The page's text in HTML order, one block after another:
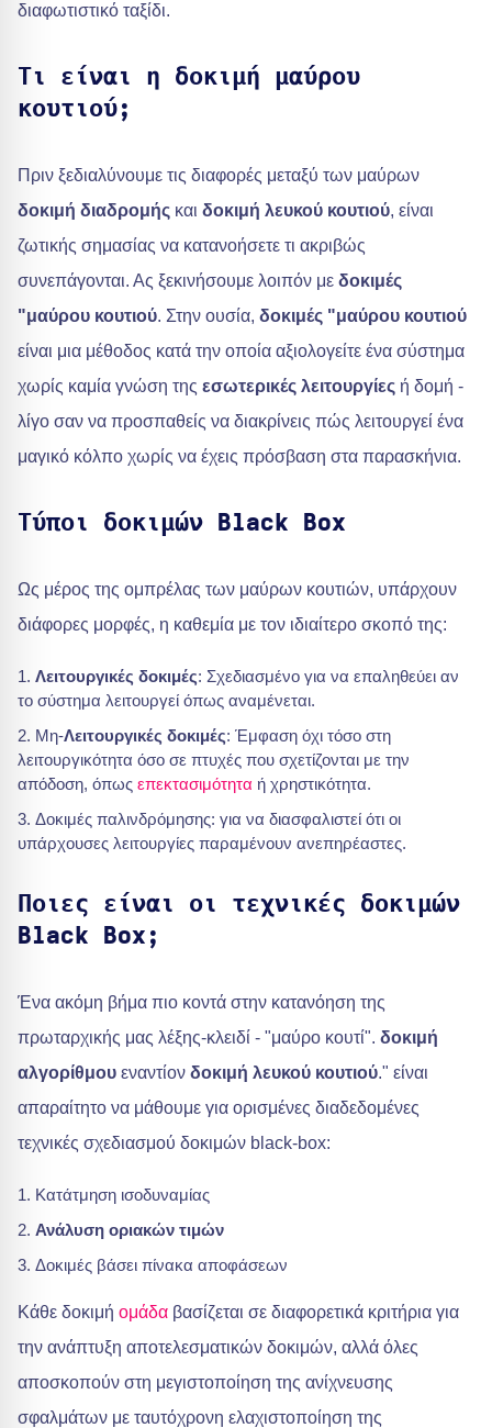
διαφωτιστικό ταξίδι.
Τι είναι η δοκιμή μαύρου
κουτιού;
Πριν ξεδιαλύνουμε τις διαφορές μεταξύ των μαύρων
δοκιμή διαδρομής και δοκιμή λευκού κουτιού, είναι
ζωτικής σημασίας να κατανοήσετε τι ακριβώς
συνεπάγονται. Ας ξεκινήσουμε λοιπόν με δοκιμές
"μαύρου κουτιού. Στην ουσία, δοκιμές "μαύρου κουτιού
είναι μια μέθοδος κατά την οποία αξιολογείτε ένα σύστημα
χωρίς καμία γνώση της εσωτερικές λειτουργίες ή δομή -
λίγο σαν να προσπαθείς να διακρίνεις πώς λειτουργεί ένα
μαγικό κόλπο χωρίς να έχεις πρόσβαση στα παρασκήνια.
Τύποι δοκιμών Black Box
Ως μέρος της ομπρέλας των μαύρων κουτιών, υπάρχουν
διάφορες μορφές, η καθεμία με τον ιδιαίτερο σκοπό της:
Λειτουργικές δοκιμές: Σχεδιασμένο για να επαληθεύει αν
το σύστημα λειτουργεί όπως αναμένεται.
Μη-Λειτουργικές δοκιμές: Έμφαση όχι τόσο στη
λειτουργικότητα όσο σε πτυχές που σχετίζονται με την
απόδοση, όπως επεκτασιμότητα ή χρηστικότητα.
Δοκιμές παλινδρόμησης: για να διασφαλιστεί ότι οι
υπάρχουσες λειτουργίες παραμένουν ανεπηρέαστες.
Ποιες είναι οι τεχνικές δοκιμών
Black Box;
Ένα ακόμη βήμα πιο κοντά στην κατανόηση της
πρωταρχικής μας λέξης-κλειδί - "μαύρο κουτί". δοκιμή
αλγορίθμου εναντίον δοκιμή λευκού κουτιού." είναι
απαραίτητο να μάθουμε για ορισμένες διαδεδομένες
τεχνικές σχεδιασμού δοκιμών black-box:
Κατάτμηση ισοδυναμίας
Ανάλυση οριακών τιμών
Δοκιμές βάσει πίνακα αποφάσεων
Κάθε δοκιμή ομάδα βασίζεται σε διαφορετικά κριτήρια για
την ανάπτυξη αποτελεσματικών δοκιμών, αλλά όλες
αποσκοπούν στη μεγιστοποίηση της ανίχνευσης
σφαλμάτων με ταυτόχρονη ελαχιστοποίηση της